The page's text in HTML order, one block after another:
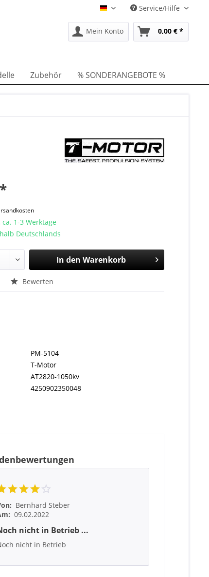
DE Service/Hilfe
Mein Konto 0,00 € *
Zubehör % SONDERANGEBOTE %
ca. 1-3 Werktage
Deutschlands
In den Warenkorb
Bewerten
PM-5104
T-Motor
AT2820-1050kv
4250902350048
Bernhard Steber
09.02.2022
nicht in Betrieb ...
nicht in Betrieb